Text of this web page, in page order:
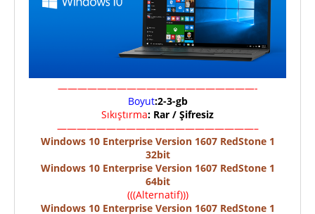
————————————————————-
Boyut:2-3-gb
Sıkıştırma: Rar / Şifresiz
————————————————————–
Windows 10 Enterprise Version 1607 RedStone 1
32bit
Windows 10 Enterprise Version 1607 RedStone 1
64bit
(((Alternatif)))
Windows 10 Enterprise Version 1607 RedStone 1